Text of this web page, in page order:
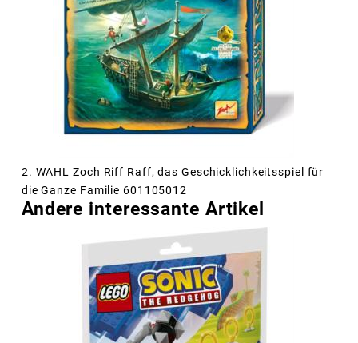
2. WAHL Zoch Riff Raff, das Geschicklichkeitsspiel für
die Ganze Familie 601105012
Andere interessante Artikel